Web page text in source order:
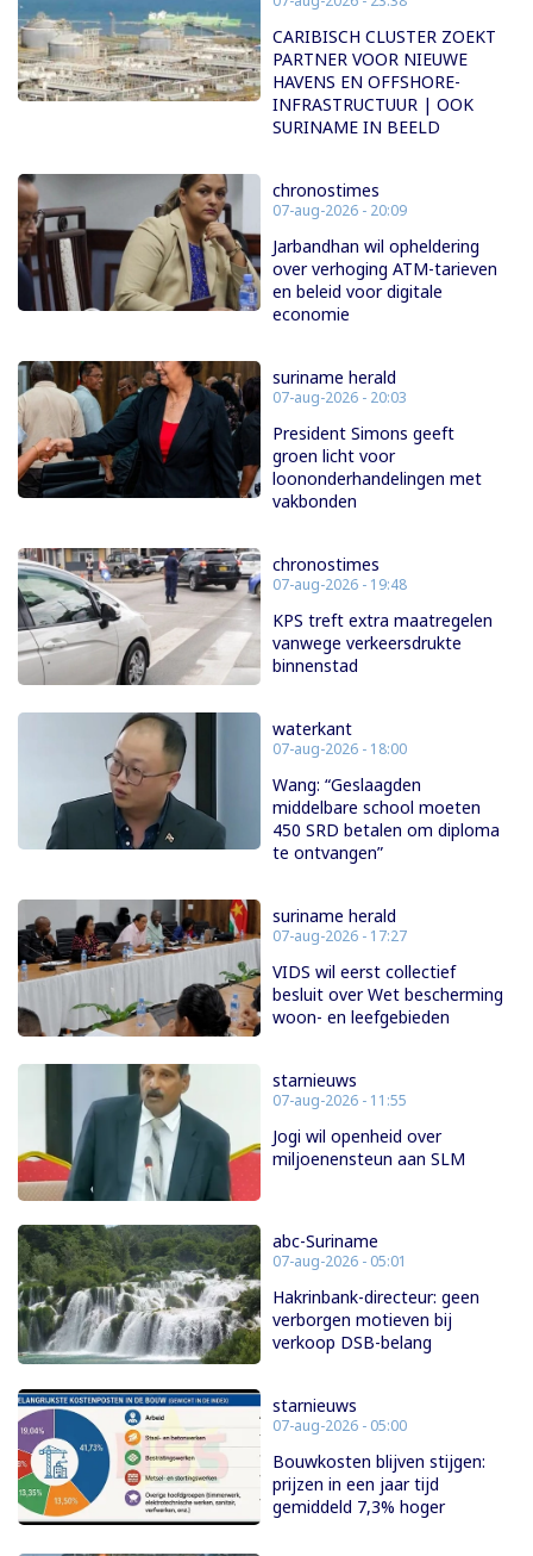
CARIBISCH CLUSTER ZOEKT
PARTNER VOOR NIEUWE
HAVENS EN OFFSHORE-
INFRASTRUCTUUR | OOK
SURINAME IN BEELD
chronostimes
07-aug-2026 - 20:09
Jarbandhan wil opheldering
over verhoging ATM-tarieven
en beleid voor digitale
economie
suriname herald
07-aug-2026 - 20:03
President Simons geeft
groen licht voor
loononderhandelingen met
vakbonden
chronostimes
07-aug-2026 - 19:48
KPS treft extra maatregelen
vanwege verkeersdrukte
binnenstad
waterkant
07-aug-2026 - 18:00
Wang: “Geslaagden
middelbare school moeten
450 SRD betalen om diploma
te ontvangen”
suriname herald
07-aug-2026 - 17:27
VIDS wil eerst collectief
besluit over Wet bescherming
woon- en leefgebieden
starnieuws
07-aug-2026 - 11:55
Jogi wil openheid over
miljoenensteun aan SLM
abc-Suriname
07-aug-2026 - 05:01
Hakrinbank-directeur: geen
verborgen motieven bij
verkoop DSB-belang
starnieuws
07-aug-2026 - 05:00
Bouwkosten blijven stijgen:
prijzen in een jaar tijd
gemiddeld 7,3% hoger